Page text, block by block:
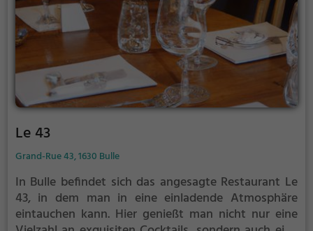
Le 43
Grand-Rue 43, 1630 Bulle
In Bulle befindet sich das angesagte Restaurant Le
43, in dem man in eine einladende Atmosphäre
eintauchen kann. Hier genießt man nicht nur eine